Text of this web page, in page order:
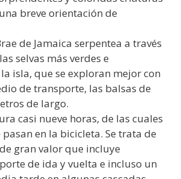
breve orientación de
de Jamaica serpentea a través
selvas más verdes e
isla, que se exploran mejor con
de transporte, las balsas de
de largo.
casi nueve horas, de las cuales
en la bicicleta. Se trata de
gran valor que incluye
de ida y vuelta e incluso un